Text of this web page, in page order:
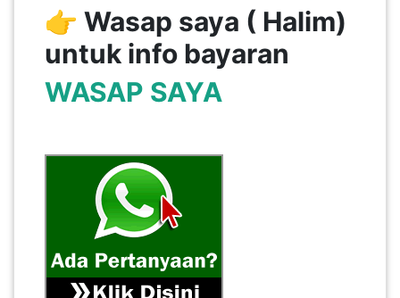
👉 Wasap saya ( Halim)
untuk info bayaran
WASAP SAYA